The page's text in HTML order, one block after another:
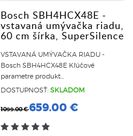
Bosch SBH4HCX48E -
vstavaná umývačka riadu,
60 cm šírka, SuperSilence
VSTAVANÁ UMÝVAČKA RIADU -
Bosch SBH4HCX48E Kľúčové
parametre produkt...
DOSTUPNOSŤ: SKLADOM
1099.00 €659.00 €